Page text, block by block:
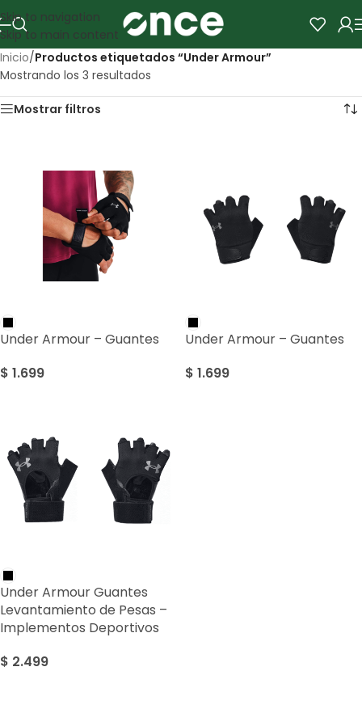
Skip to navigation
Skip to main content
Inicio/Productos etiquetados “Under Armour”
Mostrando los 3 resultados
Mostrar filtros
Under Armour – Guantes
$ 1.699
Under Armour – Guantes
$ 1.699
Under Armour Guantes
Levantamiento de Pesas –
Implementos Deportivos
$ 2.499